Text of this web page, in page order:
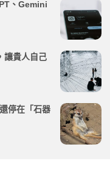
、Gemini
讓貴人自己
停在「石器